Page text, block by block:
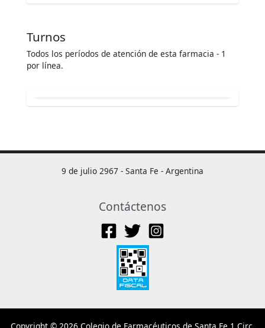
Turnos
Todos los períodos de atención de esta farmacia - 1
por línea.
9 de julio 2967 - Santa Fe - Argentina
Contáctenos
Copyright © 2026 Colegio de Farmacéuticos de Santa Fe 1 Circ.